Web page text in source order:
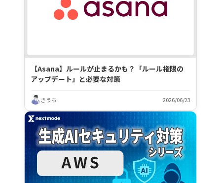
【Asana】ルールが止まるかも？「ルール権限の
アップデート」と必要な対策
きうち 2026/06/23